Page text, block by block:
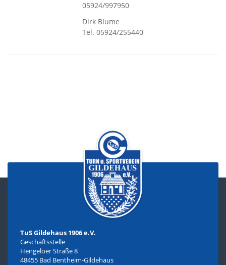
05924/997950
Dirk Blume
Tel. 05924/255440
TuS Gildehaus 1906 e.V.
Geschäftsstelle
Hengeloer Straße 8
48455 Bad Bentheim-Gildehaus